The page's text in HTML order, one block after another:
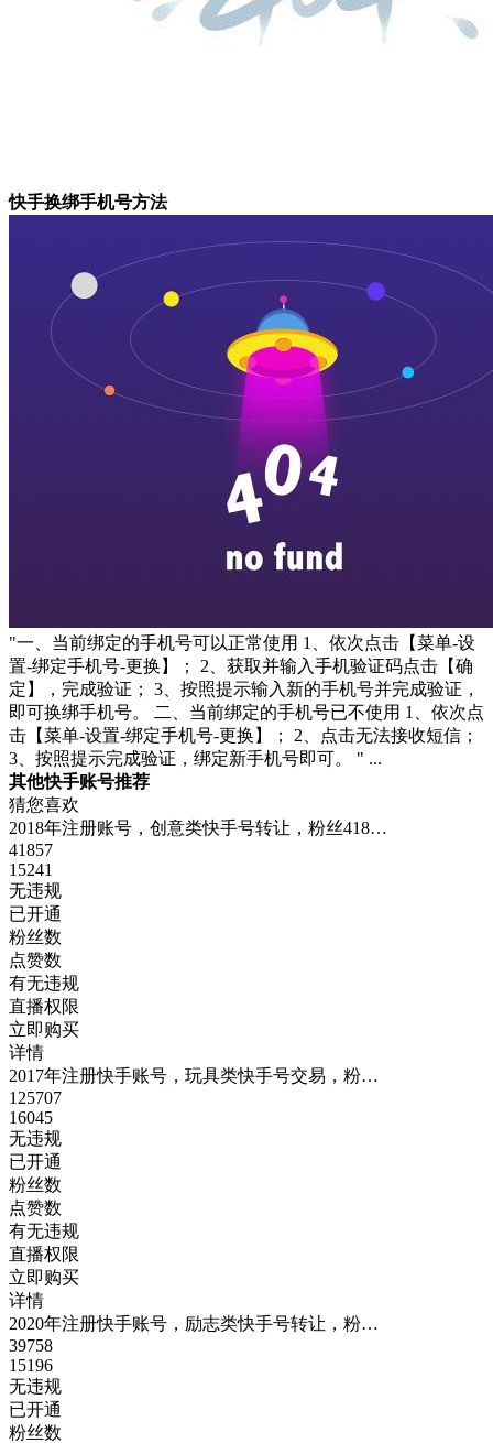
快手换绑手机号方法
"一、当前绑定的手机号可以正常使用 1、依次点击【菜单-设
置-绑定手机号-更换】； 2、获取并输入手机验证码点击【确
定】，完成验证； 3、按照提示输入新的手机号并完成验证，
即可换绑手机号。 二、当前绑定的手机号已不使用 1、依次点
击【菜单-设置-绑定手机号-更换】； 2、点击无法接收短信；
3、按照提示完成验证，绑定新手机号即可。 " ...
其他快手账号推荐
猜您喜欢
2018年注册账号，创意类快手号转让，粉丝418…
41857
15241
无违规
已开通
粉丝数
点赞数
有无违规
直播权限
立即购买
详情
2017年注册快手账号，玩具类快手号交易，粉…
125707
16045
无违规
已开通
粉丝数
点赞数
有无违规
直播权限
立即购买
详情
2020年注册快手账号，励志类快手号转让，粉…
39758
15196
无违规
已开通
粉丝数